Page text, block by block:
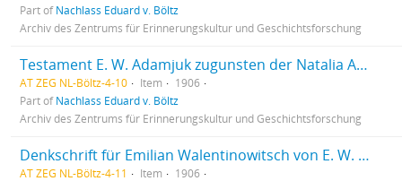
Part ofNachlass Eduard v. Böltz
Archiv des Zentrums für Erinnerungskultur und Geschichtsforschung
Testament E. W. Adamjuk zugunsten der Natalia A. (Tochter) + Auszug über Eigentum
AT ZEG NL-Böltz-4-10 Item
1906
Part ofNachlass Eduard v. Böltz
Archiv des Zentrums für Erinnerungskultur und Geschichtsforschung
Denkschrift für Emilian Walentinowitsch von E. W. Adamjuk
AT ZEG NL-Böltz-4-11 Item
1906